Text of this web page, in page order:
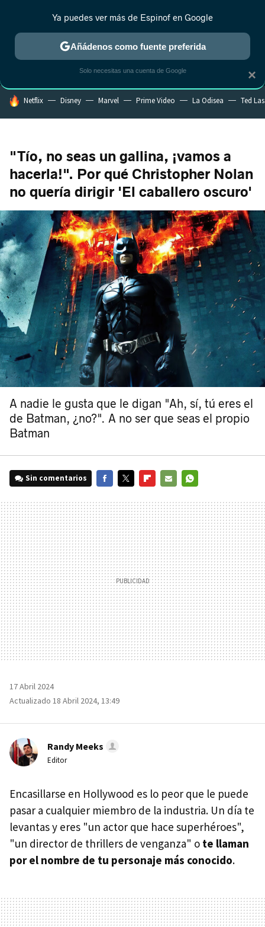
MENÚ NUEVO
ESTRENOS REALITY ANIME RANKINGS CINE
HOY SE HABLA DE
Netflix Disney Marvel Prime Video La Odisea Ted
"Tío, no seas un gallina, ¡vamos a
hacerla!". Por qué Christopher Nolan
no quería dirigir 'El caballero oscuro'
A nadie le gusta que le digan "Ah, sí, tú eres el
de Batman, ¿no?". A no ser que seas el propio
Batman
Sin comentarios
MAIL
17 Abril 2024
Actualizado 18 Abril 2024, 13:49
Randy Meeks
Editor
Encasillarse en Hollywood es lo peor que le puede
pasar a cualquier miembro de la industria. Un día te
levantas y eres "un actor que hace superhéroes",
"un director de thrillers de venganza" o te llaman
por el nombre de tu personaje más conocido.
×
Ya puedes ver más de Espinof en Google
Añádenos como fuente preferida
Solo necesitas una cuenta de Google